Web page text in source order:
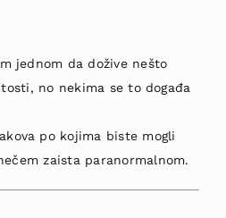
jednom da dožive nešto
no nekima se to događa
po kojima biste mogli
zaista paranormalnom.